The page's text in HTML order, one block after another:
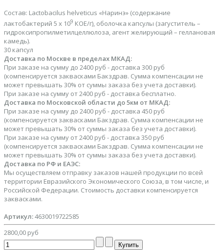
Состав: Lactobacilus helveticus «Наринэ» (содержание
лактобактерий 5 x 109 КОЕ/г), оболочка капсулы (загуститель –
гидроксипропилметилцеллюлоза, агент желирующий – геллановая
камедь).
30 капсул
Доставка по Москве в пределах МКАД:
При заказе на сумму до 2400 руб - доставка 300 руб
(компенсируется заквасками Бакздрав. Сумма компенсации не
может превышать 30% от суммы заказа без учета доставки).
При заказе на сумму от 2400 руб - доставка бесплатно.
Доставка по Московской области до 5км от МКАД:
При заказе на сумму до 2400 руб - доставка 450 руб
(компенсируется заквасками Бакздрав. Сумма компенсации не
может превышать 30% от суммы заказа без учета доставки).
При заказе на сумму от 2400 руб - доставка 350 руб
(компенсируется заквасками Бакздрав. Сумма компенсации не
может превышать 30% от суммы заказа без учета доставки).
Доставка по РФ и ЕАЭС:
Мы осуществляем отправку заказов нашей продукции по всей
территории Евразийского Экономического Союза, в том числе, и
Российской Федерации. Стоимость доставки компенсируется
заквасками.
Артикул:4630019722585
2800,00 руб